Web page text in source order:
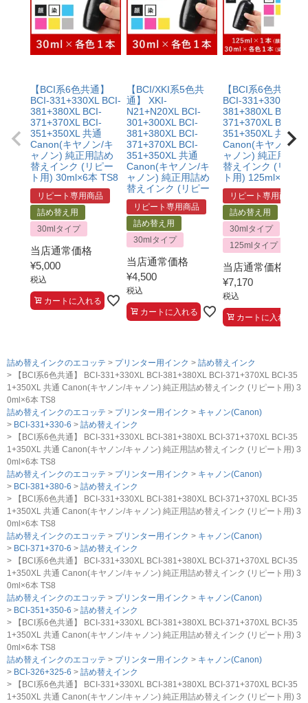
【BCI系6色共通】
BCI-331+330XL BCI-
381+380XL BCI-
371+370XL BCI-
351+350XL 共通
Canon(キヤノン/キ
ャノン) 純正用詰め
替えインク (リピー
ト用) 30ml×6本 TS8
リピート専用商品
詰め替え用
30mlタイプ
当店通常価格
¥5,000
税込
カートに入れる
【BCI/XKI系5色共
通】 XKI-
N21+N20XL BCI-
301+300XL BCI-
381+380XL BCI-
371+370XL BCI-
351+350XL 共通
Canon(キヤノン/キ
ャノン) 純正用詰め
替えインク (リピー
リピート専用商品
詰め替え用
30mlタイプ
当店通常価格
¥4,500
税込
カートに入れる
【BCI系6色共通】
BCI-331+330XL
381+380XL BCI-
371+370XL BCI-
351+350XL 共通
Canon(キヤノン/キ
ャノン) 純正用詰め
替えインク (リピー
ト用) 125ml×1本
リピート専用商品
詰め替え用
30mlタイプ
125mlタイプ
当店通常価格
¥7,170
税込
カートに入れる
詰め替えインクのエコッテ プリンター用インク
詰め替えインク
【BCI系6色共通】 BCI-331+330XL BCI-381+380XL BCI-371+370XL BCI-35
1+350XL 共通 Canon(キヤノン/キャノン) 純正用詰め替えインク (リピート用) 3
0ml×6本 TS8
詰め替えインクのエコッテ
プリンター用インク
キャノン(Canon)
BCI-331+330-6
詰め替えインク
【BCI系6色共通】 BCI-331+330XL BCI-381+380XL BCI-371+370XL BCI-35
1+350XL 共通 Canon(キヤノン/キャノン) 純正用詰め替えインク (リピート用) 3
0ml×6本 TS8
詰め替えインクのエコッテ
プリンター用インク
キャノン(Canon)
BCI-381+380-6
詰め替えインク
【BCI系6色共通】 BCI-331+330XL BCI-381+380XL BCI-371+370XL BCI-35
1+350XL 共通 Canon(キヤノン/キャノン) 純正用詰め替えインク (リピート用) 3
0ml×6本 TS8
詰め替えインクのエコッテ
プリンター用インク
キャノン(Canon)
BCI-371+370-6
詰め替えインク
【BCI系6色共通】 BCI-331+330XL BCI-381+380XL BCI-371+370XL BCI-35
1+350XL 共通 Canon(キヤノン/キャノン) 純正用詰め替えインク (リピート用) 3
0ml×6本 TS8
詰め替えインクのエコッテ
プリンター用インク
キャノン(Canon)
BCI-351+350-6
詰め替えインク
【BCI系6色共通】 BCI-331+330XL BCI-381+380XL BCI-371+370XL BCI-35
1+350XL 共通 Canon(キヤノン/キャノン) 純正用詰め替えインク (リピート用) 3
0ml×6本 TS8
詰め替えインクのエコッテ
プリンター用インク
キャノン(Canon)
BCI-326+325-6
詰め替えインク
【BCI系6色共通】 BCI-331+330XL BCI-381+380XL BCI-371+370XL BCI-35
1+350XL 共通 Canon(キヤノン/キャノン) 純正用詰め替えインク (リピート用) 3